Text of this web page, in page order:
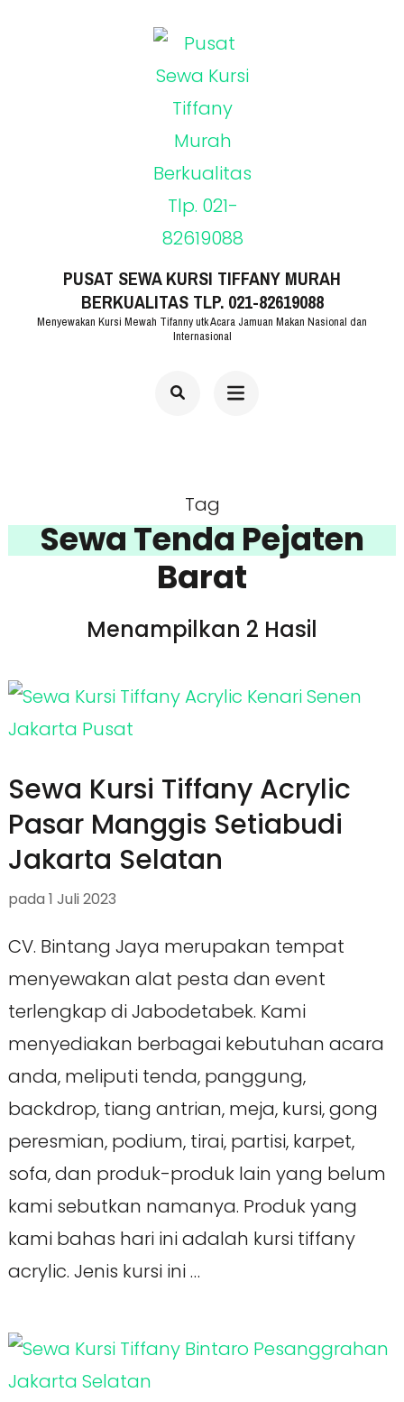
PUSAT SEWA KURSI TIFFANY MURAH
BERKUALITAS TLP. 021-82619088
Menyewakan Kursi Mewah Tifanny utk Acara Jamuan Makan Nasional dan
Internasional
Tag
Sewa Tenda Pejaten
Barat
Menampilkan 2 Hasil
Sewa Kursi Tiffany Acrylic
Pasar Manggis Setiabudi
Jakarta Selatan
pada 1 Juli 2023
CV. Bintang Jaya merupakan tempat
menyewakan alat pesta dan event
terlengkap di Jabodetabek. Kami
menyediakan berbagai kebutuhan acara
anda, meliputi tenda, panggung,
backdrop, tiang antrian, meja, kursi, gong
peresmian, podium, tirai, partisi, karpet,
sofa, dan produk-produk lain yang belum
kami sebutkan namanya. Produk yang
kami bahas hari ini adalah kursi tiffany
acrylic. Jenis kursi ini …